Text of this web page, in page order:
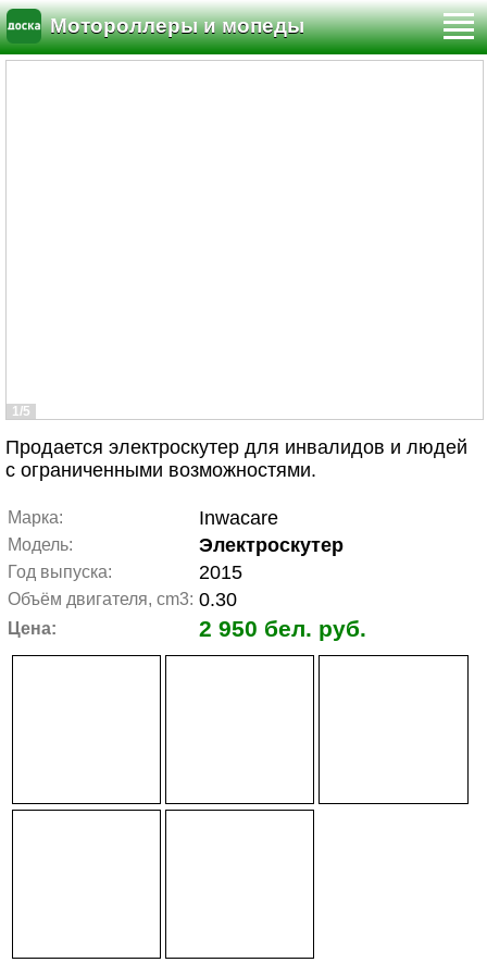
Мотороллеры и мопеды
1/5
Продается электроскутер для инвалидов и людей
с ограниченными возможностями.
Марка: Inwacare
Модель: Электроскутер
Год выпуска: 2015
Объём двигателя, cm3: 0.30
Цена: 2 950 бел. руб.